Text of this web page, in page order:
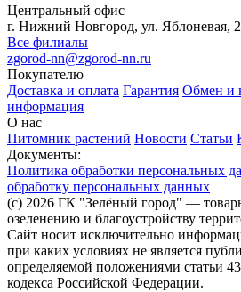
Центральный офис
г. Нижний Новгород, ул. Яблоневая,
Все филиалы
zgorod-nn@zgorod-nn.ru
Покупателю
Доставка и оплата Гарантия Обмен и
информация
О нас
Питомник растений Новости Статьи
Документы:
Политика обработки персональных
обработку персональных данных
(c) 2026 ГК "Зелёный город" —
озеленению и благоустройству
Сайт носит исключительно
при каких условиях не является
определяемой положениями статьи
кодекса Российской Федерации.